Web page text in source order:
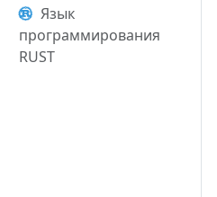
Язык
программирования
RUST